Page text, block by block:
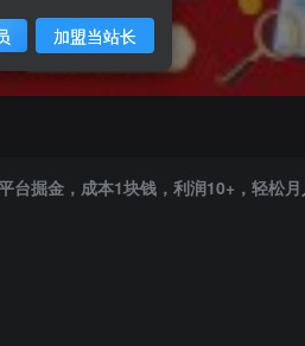
台掘金，成本1块钱，利润10+，轻松
加盟当站长